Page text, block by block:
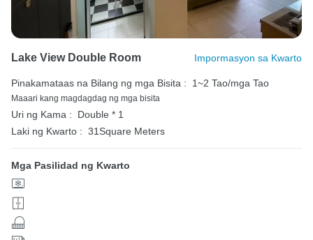
Lake View Double Room Impormasyon sa Kwarto
Pinakamataas na Bilang ng mga Bisita : 1~2 Tao/mga Tao
Maaari kang magdagdag ng mga bisita
Uri ng Kama :
Double * 1
Laki ng Kwarto : 31Square Meters
Mga Pasilidad ng Kwarto